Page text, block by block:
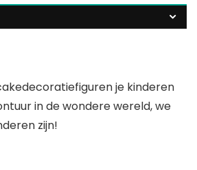
je kinderen
in de wondere wereld, we
zijn!